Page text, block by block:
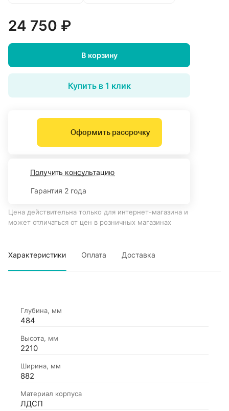
24 750 ₽
В корзину
Купить в 1 клик
Оформить рассрочку
Получить консультацию
Гарантия 2 года
Цена действительна только для интернет-магазина и
может отличаться от цен в розничных магазинах
Характеристики Оплата Доставка
Глубина, мм
484
Высота, мм
2210
Ширина, мм
882
Материал корпуса
ЛДСП